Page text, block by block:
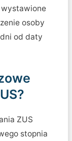
osoby
od daty
ZUS
stopnia